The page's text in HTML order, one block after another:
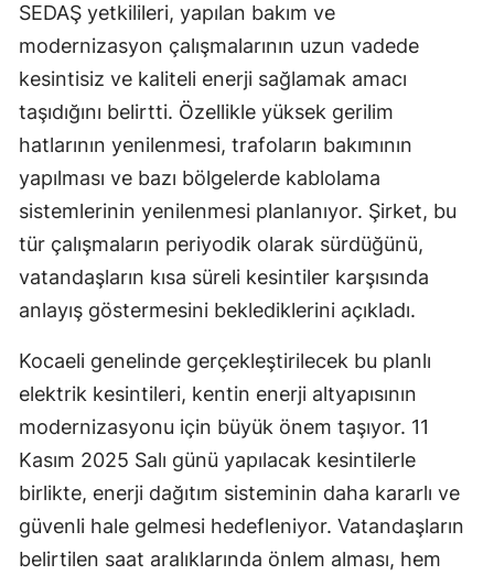
SEDAŞ yetkilileri, yapılan bakım ve
modernizasyon çalışmalarının uzun vadede
kesintisiz ve kaliteli enerji sağlamak amacı
taşıdığını belirtti. Özellikle yüksek gerilim
hatlarının yenilenmesi, trafoların bakımının
yapılması ve bazı bölgelerde kablolama
sistemlerinin yenilenmesi planlanıyor. Şirket, bu
tür çalışmaların periyodik olarak sürdüğünü,
vatandaşların kısa süreli kesintiler karşısında
anlayış göstermesini beklediklerini açıkladı.
Kocaeli genelinde gerçekleştirilecek bu planlı
elektrik kesintileri, kentin enerji altyapısının
modernizasyonu için büyük önem taşıyor. 11
Kasım 2025 Salı günü yapılacak kesintilerle
birlikte, enerji dağıtım sisteminin daha kararlı ve
güvenli hale gelmesi hedefleniyor. Vatandaşların
belirtilen saat aralıklarında önlem alması, hem